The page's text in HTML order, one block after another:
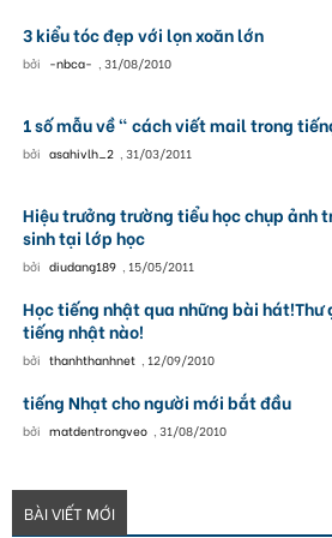
3 kiểu tóc đẹp với lọn xoăn lớn
bởi -nbca- , 31/08/2010
1 số mẫu về " cách viết mail trong
bởi asahivlh_2 , 31/03/2011
Hiệu trưởng trường tiểu học chụp ảnh
sinh tại lớp học
bởi diudang189 , 15/05/2011
Học tiếng nhật qua những bài
tiếng nhật nào!
bởi thanhthanhnet , 12/09/2010
tiếng Nhạt cho người mới bắt đầu
bởi matdentrongveo , 31/08/2010
BÀI VIẾT MỚI